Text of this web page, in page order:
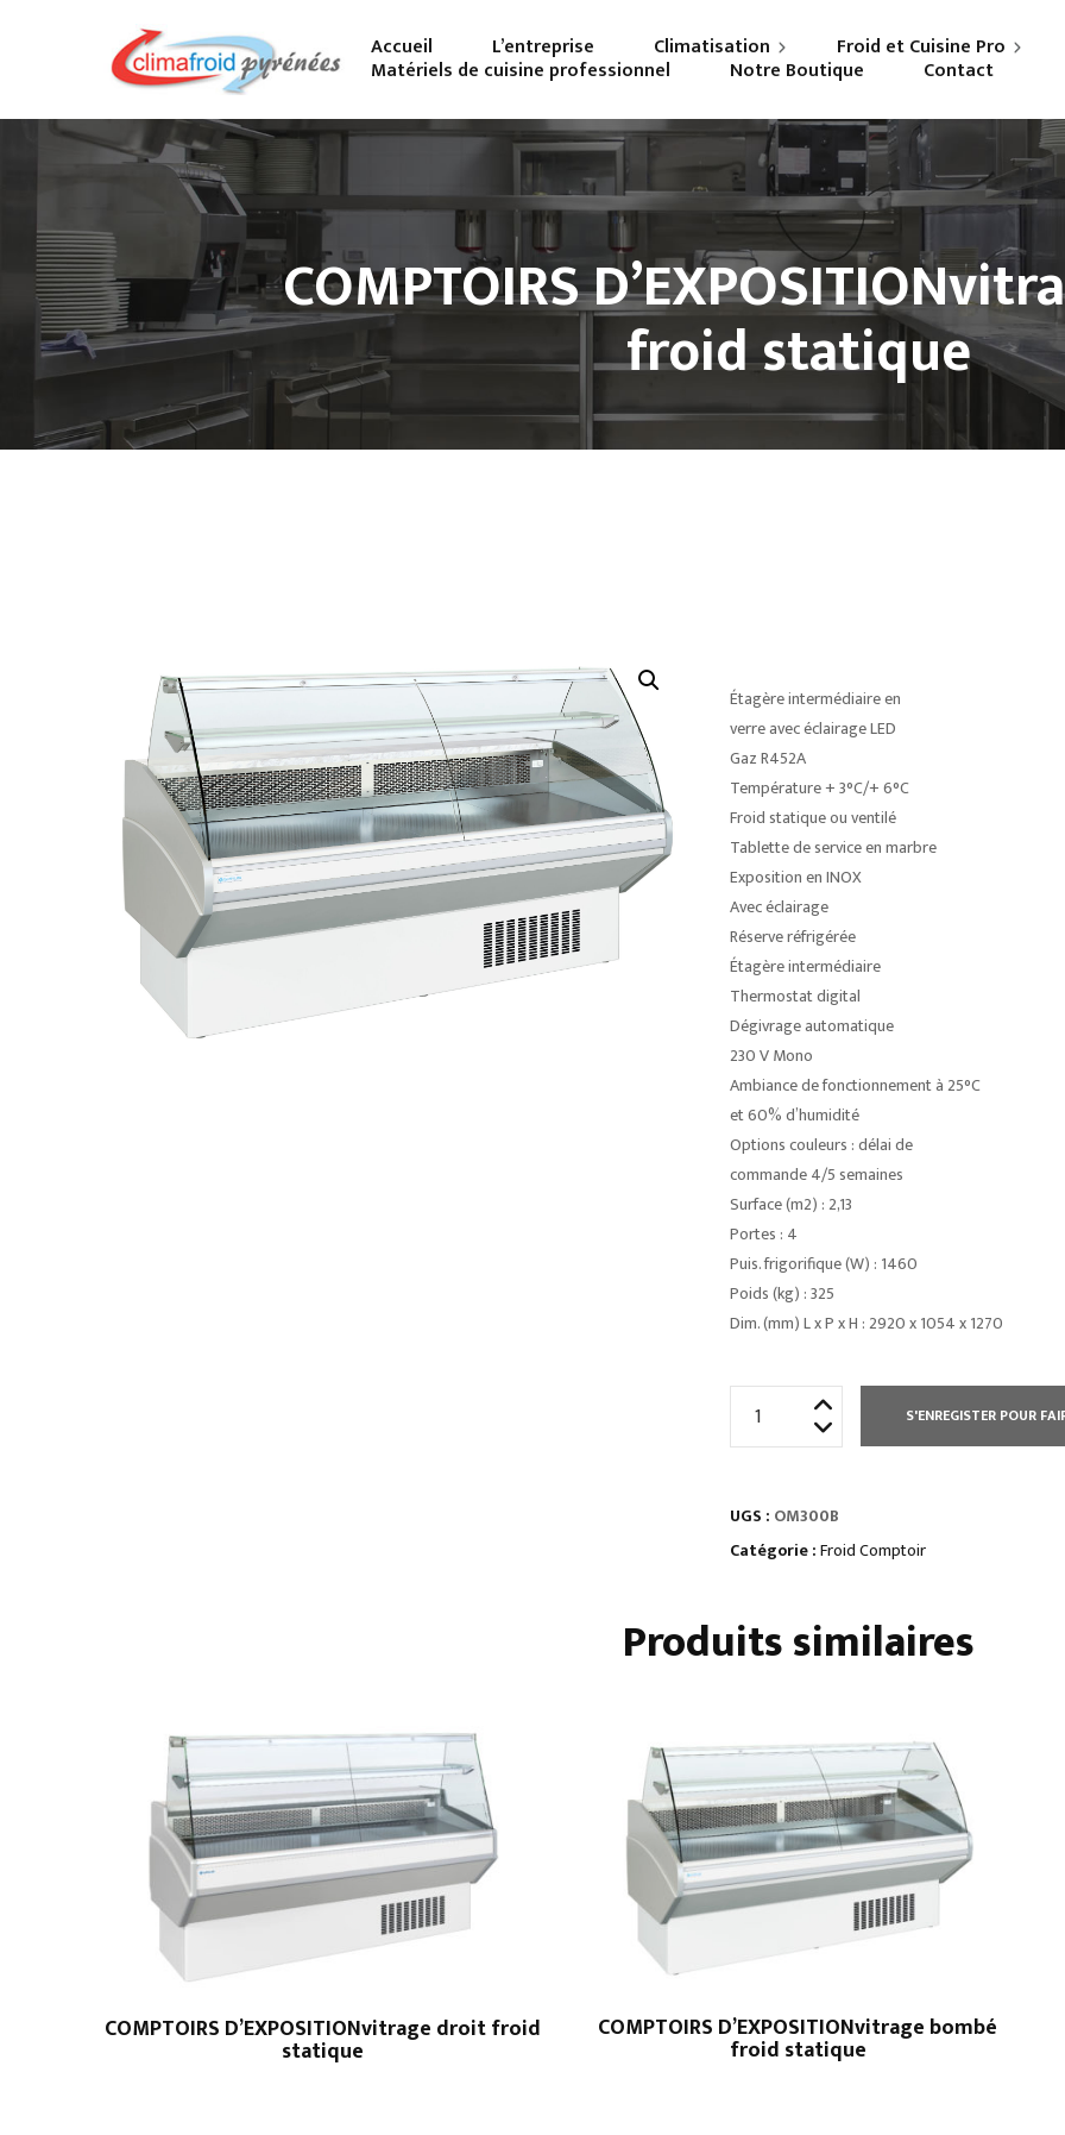
Accueil L’entreprise Climatisation
Particuliers
Professionnels
Froid et Cuisine Pro
Frigoriste professionnel
Cuisiniste
Matériels de cuisine professionnel Notre Boutique Contact
COMPTOIRS
froid statique
Étagère intermédiaire en
verre avec éclairage LED
Gaz R452A
Température + 3°C/+ 6°C
Froid statique ou ventilé
Tablette de service en marbre
Exposition en INOX
Avec éclairage
Réserve réfrigérée
Étagère intermédiaire
Thermostat digital
Dégivrage automatique
230 V Mono
Ambiance de fonctionnement à 25°C
et 60% d’humidité
Options couleurs : délai de
commande 4/5 semaines
Surface (m2) : 2,13
Portes : 4
Puis. frigorifique (W) : 1460
Poids (kg) : 325
Dim. (mm) L x P x H : 2920 x 1054 x 1270
bombé
froid
S'ENREGISTER POUR
UGS : OM300B
Catégorie :Froid Comptoir
Produits similaires
COMPTOIRS D’EXPOSITIONvitrage droit froid
statique
COMPTOIRS D’EXPOSITIONvitrage bombé
froid statique